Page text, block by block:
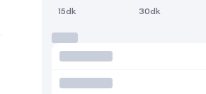
15dk 30dk